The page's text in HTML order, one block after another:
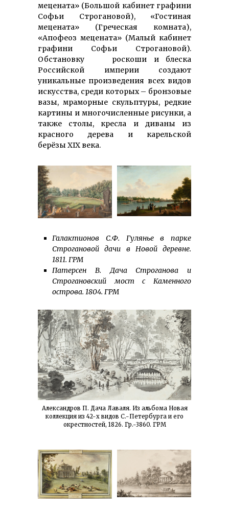
мецената» (Большой кабинет графини
Софьи Строгановой), «Гостиная
мецената» (Греческая комната),
«Апофеоз мецената» (Малый кабинет
графини Софьи Строгановой).
Обстановку роскоши и блеска
Российской империи создают
уникальные произведения всех видов
искусства, среди которых – бронзовые
вазы, мраморные скульптуры, редкие
картины и многочисленные рисунки, а
также столы, кресла и диваны из
красного дерева и карельской
берёзы XIX века.
Галактионов С.Ф. Гулянье в парке
Строгановой дачи в Новой деревне.
1811. ГРМ
Патерсен В. Дача Строганова и
Строгановский мост с Каменного
острова. 1804. ГРМ
Александров П. Дача Лаваля. Из альбома Новая
коллекция из 42-х видов С.-Петербурга и его
окрестностей, 1826. Гр.-3860. ГРМ